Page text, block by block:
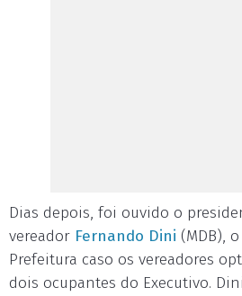
Dias depois, foi ouvido o
vereador Fernando Dini (MDB),
Prefeitura caso os vereadores
dois ocupantes do Executivo.